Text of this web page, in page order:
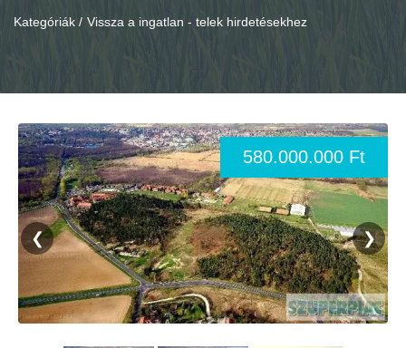
Kategóriák / Vissza a ingatlan - telek hirdetésekhez
580.000.000 Ft
❮ ❯